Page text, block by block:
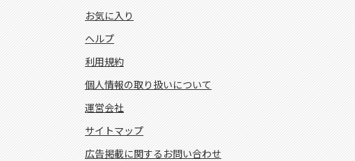
お気に入り
ヘルプ
利用規約
個人情報の取り扱いについて
運営会社
サイトマップ
広告掲載に関するお問い合わせ